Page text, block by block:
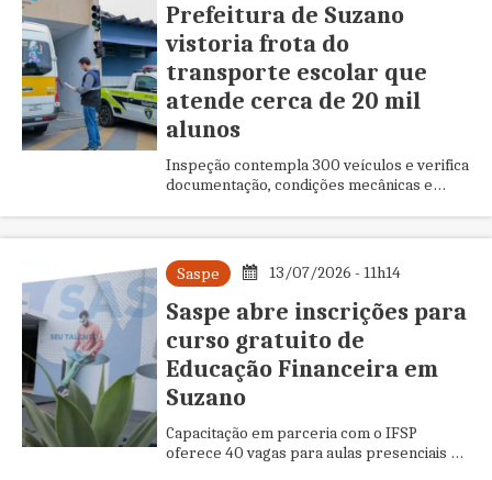
Prefeitura de Suzano
vistoria frota do
transporte escolar que
atende cerca de 20 mil
alunos
Inspeção contempla 300 veículos e verifica
documentação, condições mecânicas e
Saspe 13/07/2026 - 11h14
Saspe abre inscrições para
curso gratuito de
Educação Financeira em
Suzano
Capacitação em parceria com o IFSP
oferece 40 vagas para aulas presenciais no